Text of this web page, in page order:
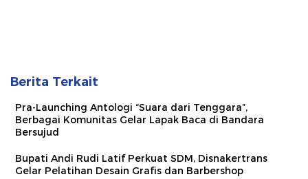
Berita Terkait
Pra-Launching Antologi “Suara dari Tenggara”,
Berbagai Komunitas Gelar Lapak Baca di Bandara
Bersujud
Bupati Andi Rudi Latif Perkuat SDM, Disnakertrans
Gelar Pelatihan Desain Grafis dan Barbershop